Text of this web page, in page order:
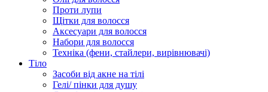
Проти лупи
Щітки для волосся
Аксесуари для волосся
Набори для волосся
Техніка (фени, стайлери, вирівнювачі)
Тіло
Засоби від акне на тілі
Гелі/ пінки для душу